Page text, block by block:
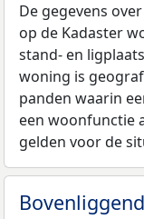
De gegevens
op de Kadaster
stand- en
woning is
panden waarin
een woonfunctie
gelden voor de